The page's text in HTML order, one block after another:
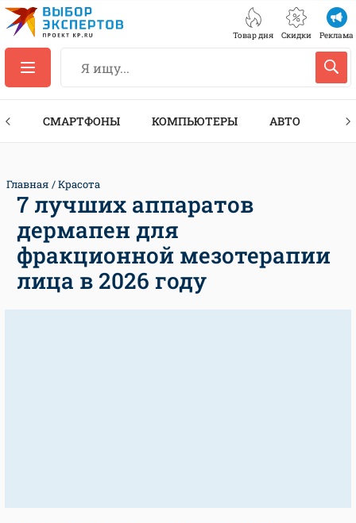
Товар дня Скидки Реклама
СМАРТФОНЫ КОМПЬЮТЕРЫ АВТО
Главная Красота
7 лучших аппаратов
дермапен для
фракционной мезотерапии
лица в 2026 году